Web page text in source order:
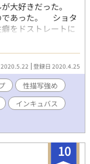
が大好きだった。
であった。 ショタ
をドストレートに
たよりも良かった
二人の出会
合うタイトルが行方
R18回です。
ために女装の勉強
。女装子のＨも書
しました。また女
、小スカありなの
しました。新キャ
投稿しました。野
ました。色々と酷
登録日 2020.4.25
性描写強め
インキュバス
10